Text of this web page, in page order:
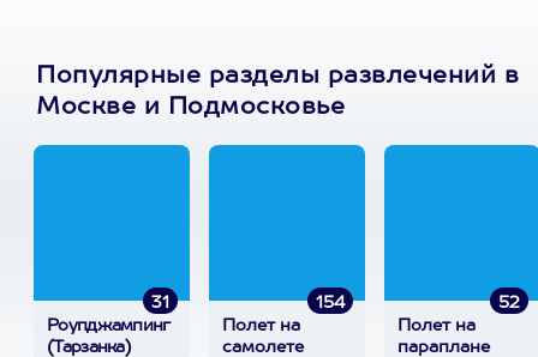
Популярные разделы развлечений в
Москве и Подмосковье
31
Роупджампинг
(Тарзанка)
154
Полет на
самолете
52
Полет на
параплане